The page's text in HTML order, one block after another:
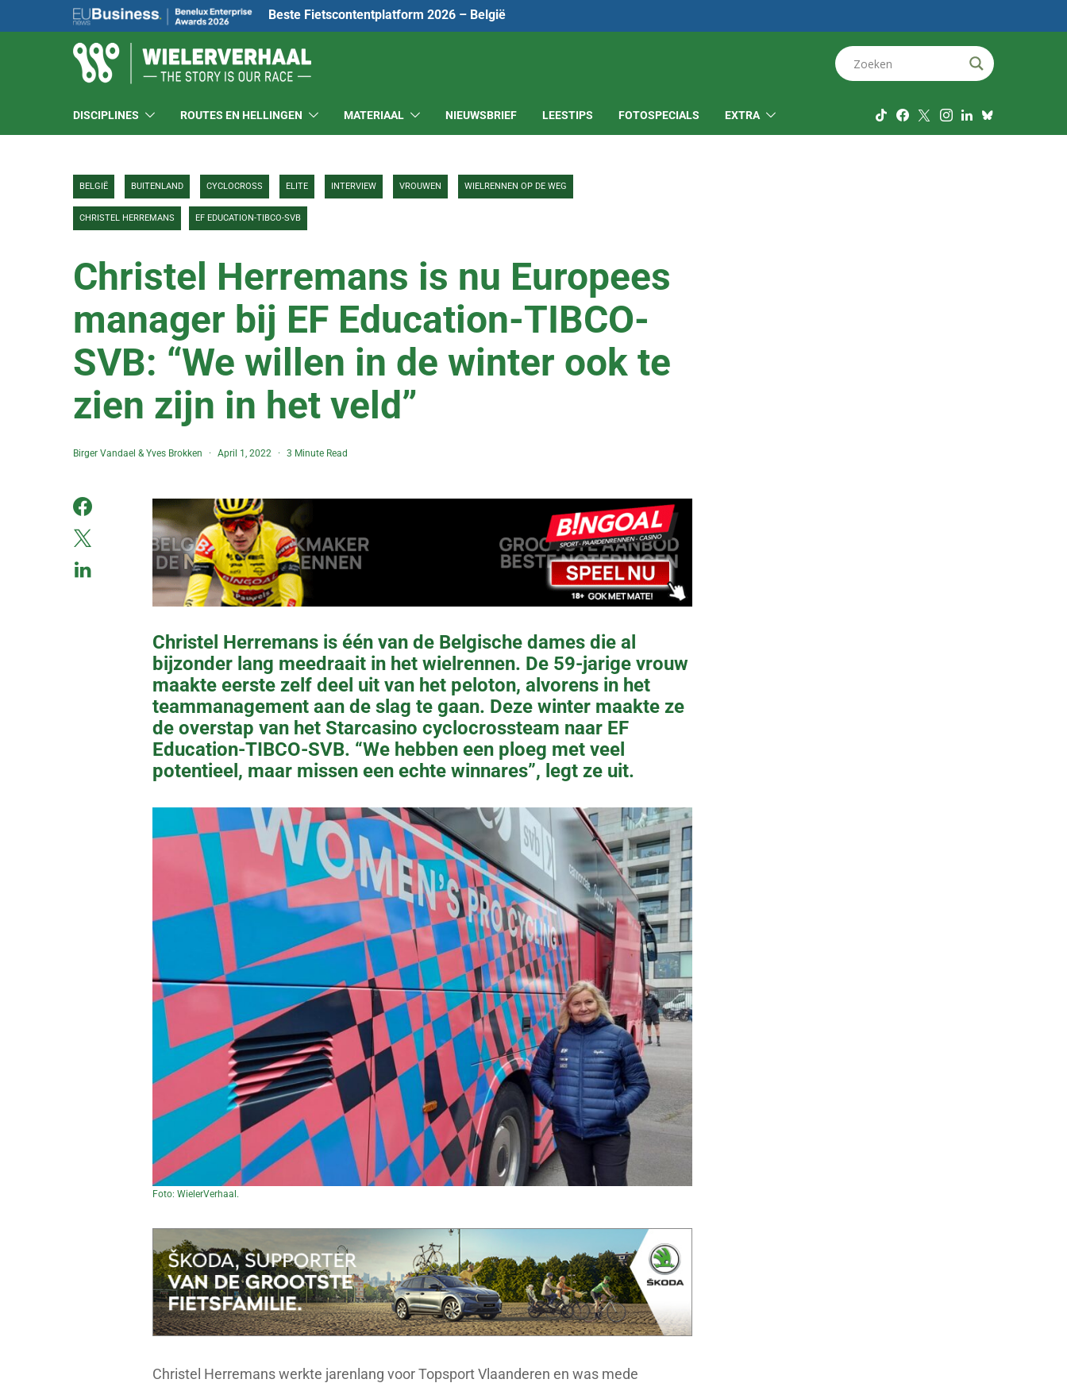
Beste Fietscontentplatform 2026 – België
DISCIPLINES ROUTES EN HELLINGEN MATERIAAL NIEUWSBRIEF LEESTIPS FOTOSPECIALS EXTRA
BELGIË BUITENLAND CYCLOCROSS ELITE INTERVIEW VROUWEN WIELRENNEN OP DE WEG
CHRISTEL HERREMANS EF EDUCATION-TIBCO-SVB
Christel Herremans is nu Europees
manager bij EF Education-TIBCO-
SVB: “We willen in de winter ook te
zien zijn in het veld”
Birger Vandael &Yves Brokken April 1, 2022 3 Minute Read
Christel Herremans is één van de Belgische dames die al
bijzonder lang meedraait in het wielrennen. De 59-jarige vrouw
maakte eerste zelf deel uit van het peloton, alvorens in het
teammanagement aan de slag te gaan. Deze winter maakte ze
de overstap van het Starcasino cyclocrossteam naar EF
Education-TIBCO-SVB. “We hebben een ploeg met veel
potentieel, maar missen een echte winnares”, legt ze uit.
Foto: WielerVerhaal.
Christel Herremans werkte jarenlang voor Topsport Vlaanderen en was mede